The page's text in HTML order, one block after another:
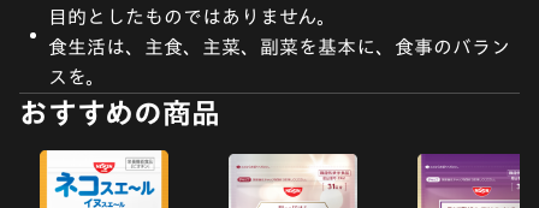
目的としたものではありません。
食生活は、主食、主菜、副菜を基本に、食事のバラン
スを。
おすすめの商品